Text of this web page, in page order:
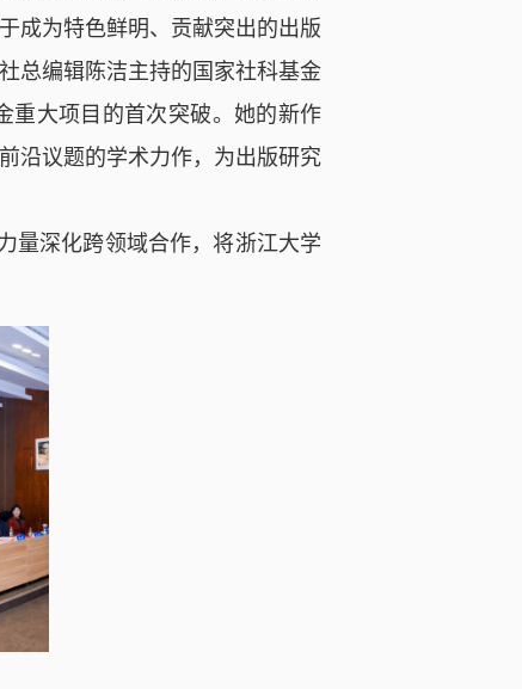
成为特色鲜明、贡献突出的出版
总编辑陈洁主持的国家社科基金
重大项目的首次突破。她的新作
沿议题的学术力作，为出版研究
量深化跨领域合作，将浙江大学